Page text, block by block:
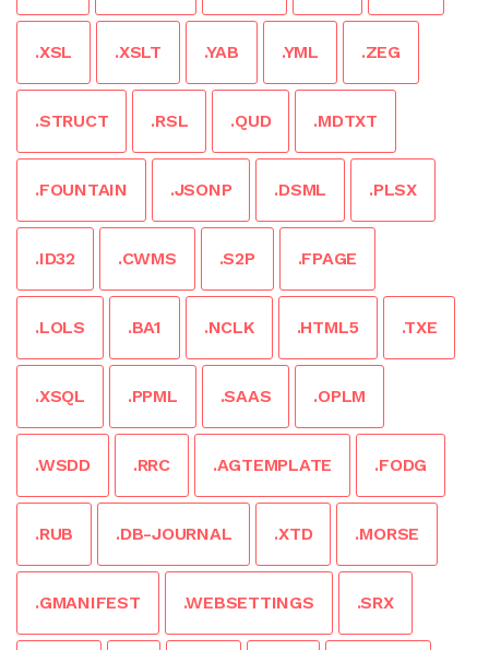
.XSL .XSLT .YAB .YML .ZEG
.STRUCT .RSL .QUD .MDTXT
.FOUNTAIN .JSONP .DSML .PLSX
.ID32 .CWMS .S2P .FPAGE
.LOLS .BA1 .NCLK .HTML5 .TXE
.XSQL .PPML .SAAS .OPLM
.WSDD .RRC .AGTEMPLATE .FODG
.RUB .DB-JOURNAL .XTD .MORSE
.GMANIFEST .WEBSETTINGS .SRX